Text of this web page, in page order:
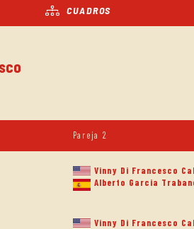
CUADROS
Pareja 2
Vinny Di Francesco
Alberto Garcia
Vinny Di Francesco